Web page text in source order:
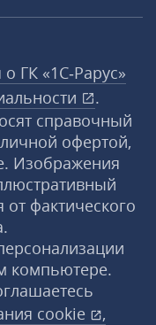
ГК «1С‑Рарус»
.
справочный
офертой,
Изображения
от фактического
компьютере.
cookie ,